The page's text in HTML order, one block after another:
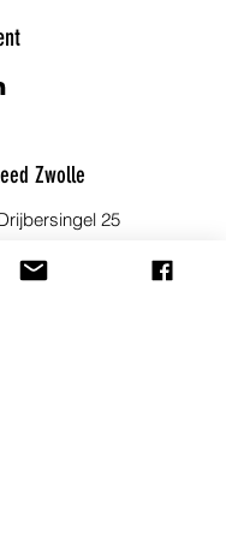
Zwolle
25